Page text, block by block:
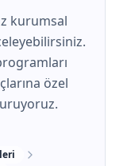
kurumsal
özel